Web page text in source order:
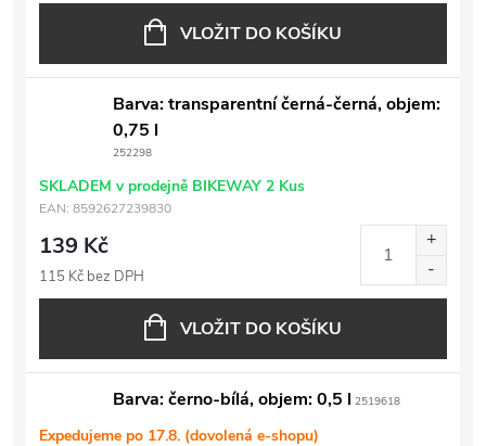
VLOŽIT DO KOŠÍKU
Barva: transparentní černá-černá, objem:
0,75 l
252298
SKLADEM v prodejně BIKEWAY 2 Kus
EAN: 8592627239830
139 Kč
115 Kč bez DPH
VLOŽIT DO KOŠÍKU
Barva: černo-bílá, objem: 0,5 l 2519618
Expedujeme po 17.8. (dovolená e-shopu)